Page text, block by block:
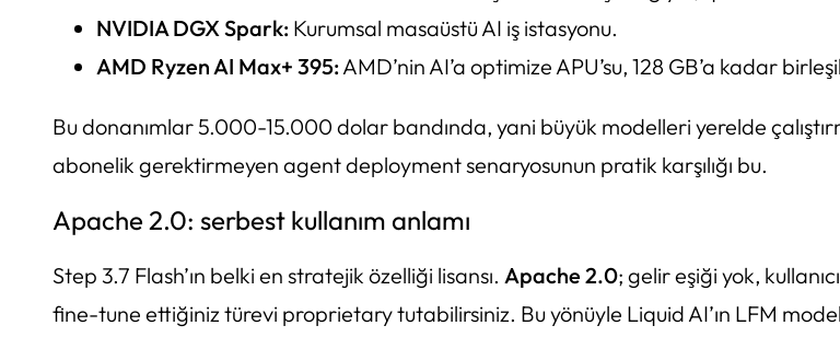
NVIDIA DGX Spark: Kurumsal masaüstü AI iş istasyonu.
AMD Ryzen AI Max+ 395:AMD’nin AI’a optimize APU’su, 128 GB’a kadar
Bu donanımlar 5.000-15.000 dolar bandında, yani büyük modelleri yerelde
abonelik gerektirmeyen agent deployment senaryosunun pratik karşılığı bu.
Apache 2.0: serbest kullanım anlamı
Step 3.7 Flash’ın belki en stratejik özelliği lisansı. Apache 2.0; gelir eşiği yok,
fine-tune ettiğiniz türevi proprietary tutabilirsiniz. Bu yönüyle Liquid AI’ın LFM